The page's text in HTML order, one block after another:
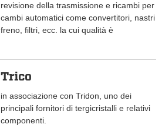
revisione della trasmissione e ricambi per
cambi automatici come convertitori, nastri
freno, filtri, ecc. la cui qualità è
Trico
in associazione con Tridon, uno dei
principali fornitori di tergicristalli e relativi
componenti.